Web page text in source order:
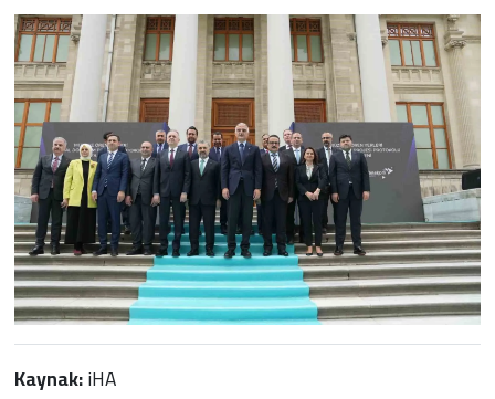
Kaynak:iHA